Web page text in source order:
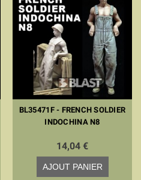
BL35471F - FRENCH SOLDIER
INDOCHINA N8
14,04 €
AJOUT PANIER